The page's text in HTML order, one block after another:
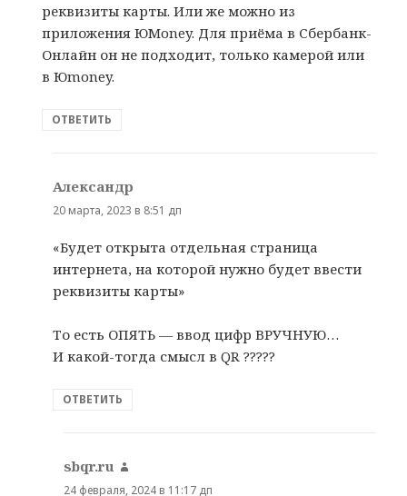
реквизиты карты. Или же можно из
приложения ЮMoney. Для приёма в Сбербанк-
Онлайн он не подходит, только камерой или
в Юmoney.
ОТВЕТИТЬ
Александр
20 марта, 2023 в 8:51 дп
«Будет открыта отдельная страница
интернета, на которой нужно будет ввести
реквизиты карты»
То есть ОПЯТЬ — ввод цифр ВРУЧНУЮ…
И какой-тогда смысл в QR ?????
ОТВЕТИТЬ
sbqr.ru
24 февраля, 2024 в 11:17 дп